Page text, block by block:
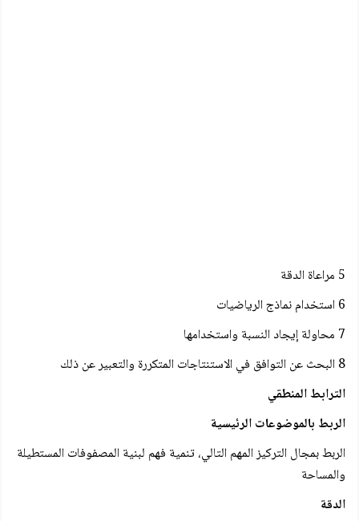
5 مراعاة الدقة
6 استخدام نماذج الرياضيات
7 محاولة إيجاد النسبة واستخدامها
8 البحث عن التوافق في الاستنتاجات المتكررة والتعبير عن ذلك
الترابط المنطقي
الربط بالموضوعات الرئيسية
الربط بمجال التركيز المهم التالي، تنمية فهم لبنية المصفوفات المستطيلة
والمساحة
الدقة